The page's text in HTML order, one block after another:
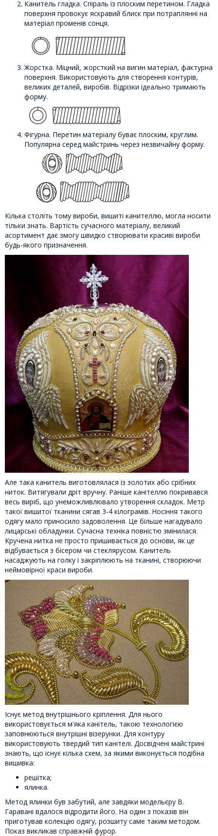
Канитель гладка. Спіраль із плоским перетином. Гладка
поверхня провокує яскравий блиск при потраплянні на
матеріал променів сонця.
Жорстка. Міцний, жорсткий на вигин матеріал, фактурна
поверхня. Використовують для створення контурів,
великих деталей, виробів. Відрізки ідеально тримають
форму.
Фігурна. Перетин матеріалу буває плоским, круглим.
Популярна серед майстринь через незвичайну форму.
Кілька століть тому вироби, вишиті канителлю, могла носити
тільки знать. Вартість сучасного матеріалу, великий
асортимент дає змогу швидко створювати красиві вироби
будь-якого призначення.
Але така канитель виготовлялася із золотих або срібних
ниток. Витягували дріт вручну. Раніше канітеллю покривався
весь виріб, що унеможливлювало утворення складок. Метр
такої вишитої тканини сягав 3-4 кілограмів. Носіння такого
одягу мало приносило задоволення. Це більше нагадувало
лицарські обладунки. Сучасна техніка повністю змінилася.
Кручена нитка не просто пришивається до основи, як це
відбувається з бісером чи стеклярусом. Канитель
насаджують на голку і закріплюють на тканині, створюючи
неймовірної краси вироби.
Існує метод внутрішнього кріплення. Для нього
використовується м'яка канітель, такою технологією
заповнюються внутрішні візерунки. Для контуру
використовують твердий тип канітелі. Досвідчені майстрині
знають, що існує кілька схем, за якими виконується подібна
вишивка:
решітка;
ялинка.
Метод ялинки був забутий, але завдяки модельєру В.
Гаравані вдалося відродити його. На один з показів він
приготував колекцію одягу, розшиту саме таким методом.
Показ викликав справжній фурор.